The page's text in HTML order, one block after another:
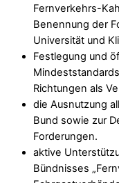
Fernverkehrs-
Benennung der
Universität und
Festlegung und
Richtungen als
die Ausnutzung
Bund sowie zur
Forderungen.
aktive
Bündnisses